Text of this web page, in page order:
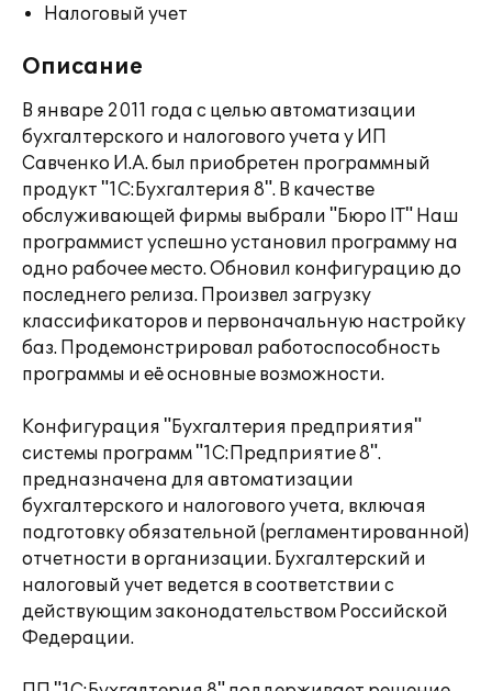
Налоговый учет
Описание
В январе 2011 года с целью автоматизации
бухгалтерского и налогового учета у ИП
Савченко И.А. был приобретен программный
продукт "1С:Бухгалтерия 8". В качестве
обслуживающей фирмы выбрали "Бюро IT" Наш
программист успешно установил программу на
одно рабочее место. Обновил конфигурацию до
последнего релиза. Произвел загрузку
классификаторов и первоначальную настройку
баз. Продемонстрировал работоспособность
программы и её основные возможности.
Конфигурация "Бухгалтерия предприятия"
системы программ "1С:Предприятие 8".
предназначена для автоматизации
бухгалтерского и налогового учета, включая
подготовку обязательной (регламентированной)
отчетности в организации. Бухгалтерский и
налоговый учет ведется в соответствии с
действующим законодательством Российской
Федерации.